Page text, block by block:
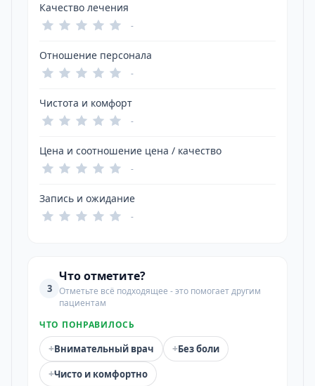
Качество лечения
-
Отношение персонала
-
Чистота и комфорт
-
Цена и соотношение цена / качество
-
Запись и ожидание
-
3
Что отметите?
Отметьте всё подходящее - это помогает другим
пациентам
ЧТО ПОНРАВИЛОСЬ
+Внимательный врач +Без боли
+Чисто и комфортно